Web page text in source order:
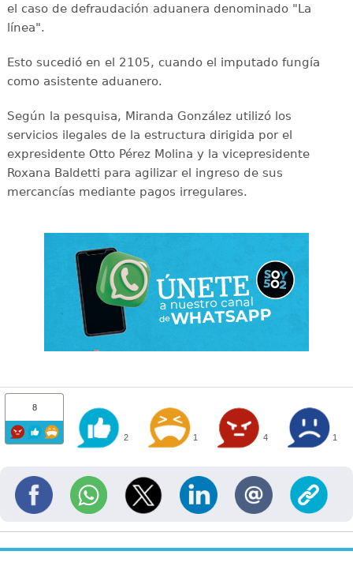
el caso de defraudación aduanera denominado "La
línea".
Esto sucedió en el 2105, cuando el imputado fungía
como asistente aduanero.
Según la pesquisa, Miranda González utilizó los
servicios ilegales de la estructura dirigida por el
expresidente Otto Pérez Molina y la vicepresidente
Roxana Baldetti para agilizar el ingreso de sus
mercancías mediante pagos irregulares.
8
2 1 4 1